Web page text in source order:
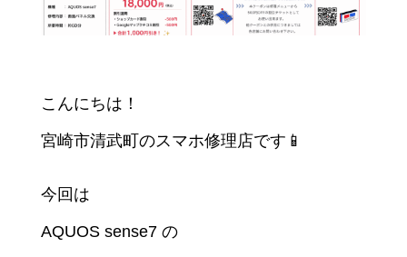
こんにちは！
宮崎市清武町のスマホ修理店です📱
今回は
AQUOS sense7 の